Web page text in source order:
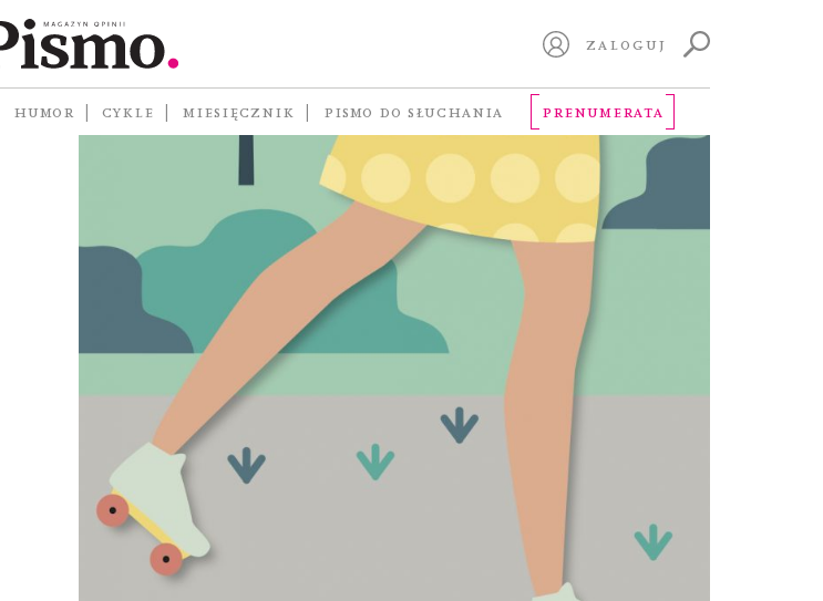
ZALOGUJ
HUMOR CYKLE MIESIĘCZNIK PISMO DO SŁUCHANIA PRENUMERATA